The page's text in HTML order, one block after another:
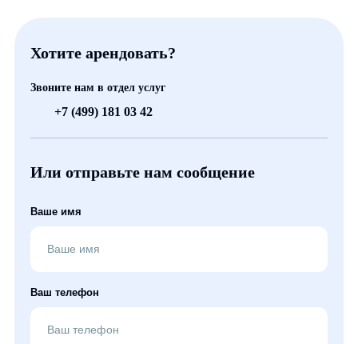
Хотите арендовать?
Звоните нам в отдел услуг
+7 (499) 181 03 42
Или отправьте нам сообщение
Ваше имя
Ваш телефон